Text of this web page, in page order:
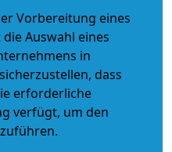
Vorbereitung eines
Auswahl eines
in
dass
erforderliche
verfügt, um den